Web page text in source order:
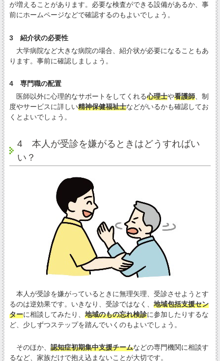
が増えることがあります。必要な検査ができる設備があるか、事
前にホームページなどで確認するのもよいでしょう。
3 紹介状の必要性
大学病院など大きな病院の場合、紹介状が必要になることもあ
ります。事前に確認しましょう。
4 専門職の配置
医師以外に心理的なサポートをしてくれる心理士や看護師、制
度やサービスに詳しい精神保健福祉士などがいるかも確認してお
くとよいでしょう。
4 本人が受診を嫌がるときはどうすればい
い？
本人が受診を嫌がっているときに無理矢理、受診させようとす
るのは逆効果です。いきなり、受診ではなく、 地域包括支援セン
ターに相談してみたり、 地域のもの忘れ検診に参加したりするな
ど、少しずつステップを踏んでいくのもよいでしょう。
そのほか、 認知症初期集中支援チームなどの専門機関に相談す
るなど、家族だけで抱え込まないことが大切です。